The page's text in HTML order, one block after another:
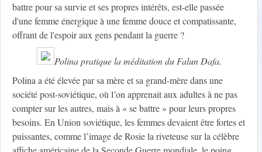
battre pour sa survie et ses propres intérêts, est-elle passée
d'une femme énergique à une femme douce et compatissante,
offrant de l'espoir aux gens pendant la guerre ?
Polina pratique la méditation du Falun Dafa.
Polina a été élevée par sa mère et sa grand-mère dans une
société post-soviétique, où l’on apprenait aux adultes à ne pas
compter sur les autres, mais à « se battre » pour leurs propres
besoins. En Union soviétique, les femmes devaient être fortes et
puissantes, comme l’image de Rosie la riveteuse sur la célèbre